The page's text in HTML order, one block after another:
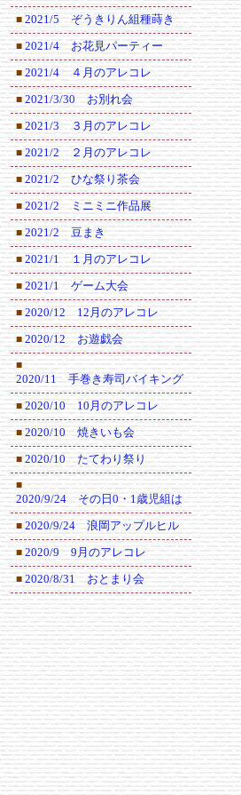
■ 2021/5 ぞうきりん組種蒔き
■ 2021/4 お花見パーティー
■ 2021/4 ４月のアレコレ
■ 2021/3/30 お別れ会
■ 2021/3 ３月のアレコレ
■ 2021/2 ２月のアレコレ
■ 2021/2 ひな祭り茶会
■ 2021/2 ミニミニ作品展
■ 2021/2 豆まき
■ 2021/1 １月のアレコレ
■ 2021/1 ゲーム大会
■ 2020/12 12月のアレコレ
■ 2020/12 お遊戯会
■
2020/11 手巻き寿司バイキング
■ 2020/10 10月のアレコレ
■ 2020/10 焼きいも会
■ 2020/10 たてわり祭り
■
2020/9/24 その日0・1歳児組は
■ 2020/9/24 浪岡アップルヒル
■ 2020/9 9月のアレコレ
■ 2020/8/31 おとまり会